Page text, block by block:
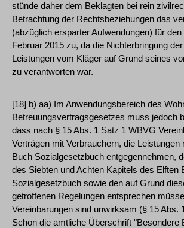
stünde daher dem Beklagten bei rein
Betrachtung der Rechtsbeziehungen das
(abzüglich ersparter Aufwendungen) für
Februar 2015 zu, da die Nichterbringung
Leistungen vom Kläger auf Grund seines
zu verantworten war.
[18] b) aa) Im Anwendungsbereich des
Betreuungsvertragsgesetzes muss jedoch
dass nach § 15 Abs. 1 Satz 1 WBVG
Verträgen mit Verbrauchern, die Leistungen
Buch Sozialgesetzbuch entgegennehmen,
des Siebten und Achten Kapitels des Elften
Sozialgesetzbuch sowie den auf Grund
getroffenen Regelungen entsprechen
Vereinbarungen sind unwirksam (§ 15 Abs.
Schon die amtliche Überschrift "Besondere